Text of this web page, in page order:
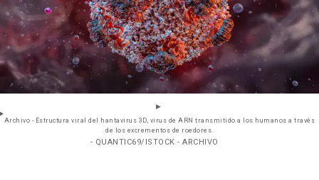
Archivo - Estructura viral del hantavirus 3D, virus de ARN transmitido a los humanos a través
de los excrementos de roedores.
- QUANTIC69/ISTOCK - ARCHIVO